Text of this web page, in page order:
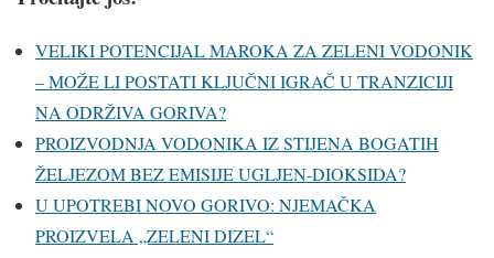
VELIKI POTENCIJAL MAROKA ZA ZELENI VODONIK
– MOŽE LI POSTATI KLJUČNI IGRAČ U TRANZICIJI
NA ODRŽIVA GORIVA?
PROIZVODNJA VODONIKA IZ STIJENA BOGATIH
ŽELJEZOM BEZ EMISIJE UGLJEN-DIOKSIDA?
U UPOTREBI NOVO GORIVO: NJEMAČKA
PROIZVELA „ZELENI DIZEL“